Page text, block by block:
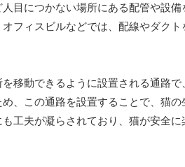
目につかない場所にある配管や設
フィスビルなどでは、配線やダク
移動できるように設置される通路
、この通路を設置することで、猫の
工夫が凝らされており、猫が安全